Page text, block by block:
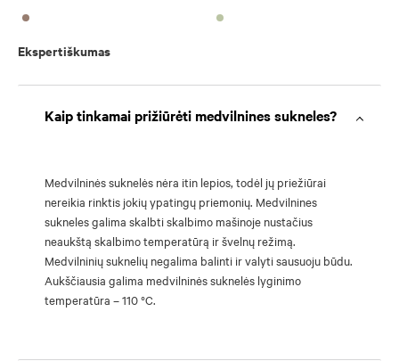
Ekspertiškumas
Kaip tinkamai prižiūrėti medvilnines sukneles?
Medvilninės suknelės nėra itin lepios, todėl jų priežiūrai
nereikia rinktis jokių ypatingų priemonių. Medvilnines
sukneles galima skalbti skalbimo mašinoje nustačius
neaukštą skalbimo temperatūrą ir švelnų režimą.
Medvilninių suknelių negalima balinti ir valyti sausuoju būdu.
Aukščiausia galima medvilninės suknelės lyginimo
temperatūra – 110 °C.